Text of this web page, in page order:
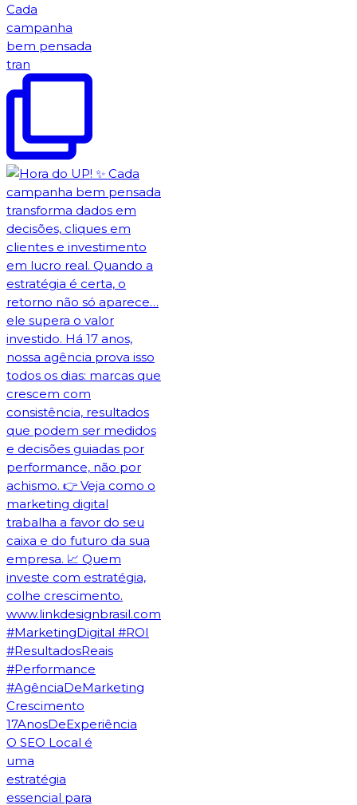
Cada
campanha
bem pensada
tran
O SEO Local é
uma
estratégia
essencial para